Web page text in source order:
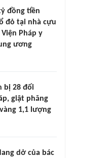
đồng tiền
đỏ tại nhà cựu
Pháp y
ương
bị 28 đối
giật phăng
1,1 lượng
dở của bác